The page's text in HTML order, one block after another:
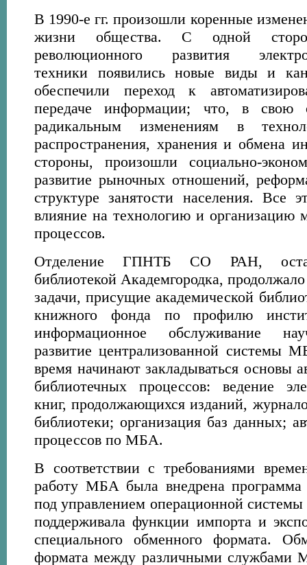
В 1990-е гг. произошли коренные
жизни общества. С одной
революционного развития
техники появились новые виды и
обеспечили переход к
передаче информации; что, в свою
радикальным изменениям в
распространения, хранения и обмена
стороны, произошли социально-
развитие рыночных отношений,
структуре занятости населения. Все
влияние на технологию и организацию
процессов.
Отделение ГПНТБ СО РАН,
библиотекой Академгородка,
задачи, присущие академической
книжного фонда по профилю
информационное обслуживание
развитие централизованной системы
время начинают закладываться основы
библиотечных процессов: ведение
книг, продолжающихся изданий,
библиотеки; организация баз данных;
процессов по МБА.
В соответствии с требованиями
работу МБА была внедрена программа
под управлением операционной
поддерживала функции импорта и
специального обменного формата.
формата между различными службами